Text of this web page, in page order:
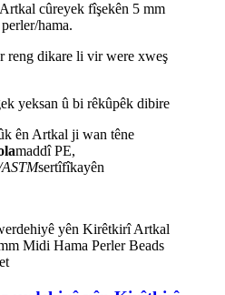
cûreyek fîşekên 5 mm
hama.
reng dikare li vir were xweş
yeksan û bi rêkûpêk dibire
ên Artkal ji wan têne
maddî PE,
sertîfîkayên